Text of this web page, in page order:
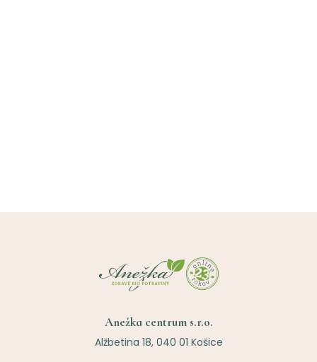
Anežka centrum s.r.o.
Alžbetina 18, 040 01 Košice